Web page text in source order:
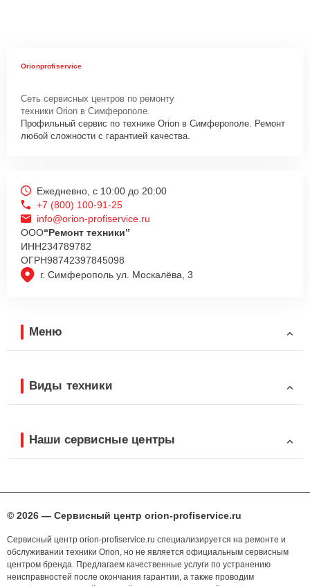
Orionprofiservice
Сеть сервисных центров по ремонту
техники Orion в Симферополе.
Профильный сервис по технике Orion в Симферополе. Ремонт
любой сложности с гарантией качества.
г. Симферополь ул. Москалёва, 3
Ежедневно, с 10:00 до 20:00
+7 (800) 100-91-25
info@orion-profiservice.ru
ООО“Ремонт техники”
ИНН234789782
ОГРН98742397845098
Меню
Виды техники
Наши сервисные центры
© 2026 — Сервисный центр orion-profiservice.ru
Сервисный центр orion-profiservice.ru специализируется на ремонте и
обслуживании техники Orion, но не является официальным сервисным
центром бренда. Предлагаем качественные услуги по устранению
неисправностей после окончания гарантии, а также проводим